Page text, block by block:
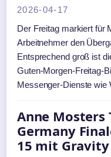
2026-04-17
Der Freitag markiert für
Arbeitnehmer den
Entsprechend groß ist
Guten-Morgen-Freitag-
Messenger-Dienste
Anne Mosters
Germany
15 mit Gravity